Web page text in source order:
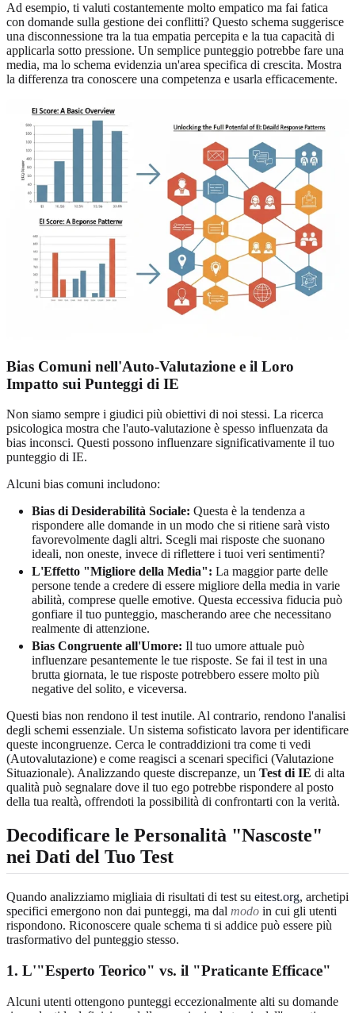
Ad esempio, ti valuti costantemente molto empatico ma fai fatica
con domande sulla gestione dei conflitti? Questo schema suggerisce
una disconnessione tra la tua empatia percepita e la tua capacità di
applicarla sotto pressione. Un semplice punteggio potrebbe fare una
media, ma lo schema evidenzia un'area specifica di crescita. Mostra
la differenza tra conoscere una competenza e usarla efficacemente.
Bias Comuni nell'Auto-Valutazione e il Loro
Impatto sui Punteggi di IE
Non siamo sempre i giudici più obiettivi di noi stessi. La ricerca
psicologica mostra che l'auto-valutazione è spesso influenzata da
bias inconsci. Questi possono influenzare significativamente il tuo
punteggio di IE.
Alcuni bias comuni includono:
Bias di Desiderabilità Sociale: Questa è la tendenza a
rispondere alle domande in un modo che si ritiene sarà visto
favorevolmente dagli altri. Scegli mai risposte che suonano
ideali, non oneste, invece di riflettere i tuoi veri sentimenti?
L'Effetto "Migliore della Media": La maggior parte delle
persone tende a credere di essere migliore della media in varie
abilità, comprese quelle emotive. Questa eccessiva fiducia può
gonfiare il tuo punteggio, mascherando aree che necessitano
realmente di attenzione.
Bias Congruente all'Umore: Il tuo umore attuale può
influenzare pesantemente le tue risposte. Se fai il test in una
brutta giornata, le tue risposte potrebbero essere molto più
negative del solito, e viceversa.
Questi bias non rendono il test inutile. Al contrario, rendono l'analisi
degli schemi essenziale. Un sistema sofisticato lavora per identificare
queste incongruenze. Cerca le contraddizioni tra come ti vedi
(Autovalutazione) e come reagisci a scenari specifici (Valutazione
Situazionale). Analizzando queste discrepanze, un Test di IE di alta
qualità può segnalare dove il tuo ego potrebbe rispondere al posto
della tua realtà, offrendoti la possibilità di confrontarti con la verità.
Decodificare le Personalità "Nascoste"
nei Dati del Tuo Test
Quando analizziamo migliaia di risultati di test su eitest.org, archetipi
specifici emergono non dai punteggi, ma dal modo in cui gli utenti
rispondono. Riconoscere quale schema ti si addice può essere più
trasformativo del punteggio stesso.
1. L'"Esperto Teorico" vs. il "Praticante Efficace"
Alcuni utenti ottengono punteggi eccezionalmente alti su domande